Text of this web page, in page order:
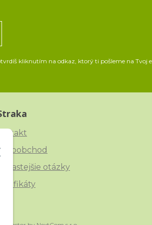
kliknutím na odkaz, ktorý ti pošleme na Tvoj
otázky